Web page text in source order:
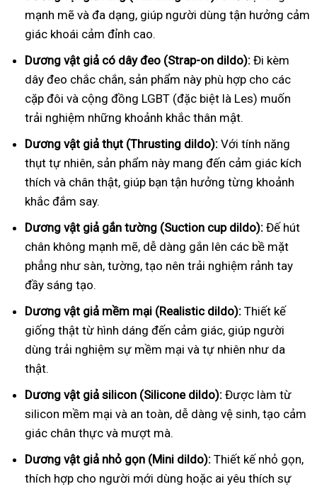
mạnh mẽ và đa dạng, giúp người dùng tận hưởng cảm
giác khoái cảm đỉnh cao.
Dương vật giả có dây đeo (Strap-on dildo): Đi kèm
dây đeo chắc chắn, sản phẩm này phù hợp cho các
cặp đôi và cộng đồng LGBT (đặc biệt là Les) muốn
trải nghiệm những khoảnh khắc thân mật.
Dương vật giả thụt (Thrusting dildo): Với tính năng
thụt tự nhiên, sản phẩm này mang đến cảm giác kích
thích và chân thật, giúp bạn tận hưởng từng khoảnh
khắc đắm say.
Dương vật giả gắn tường (Suction cup dildo): Đế hút
chân không mạnh mẽ, dễ dàng gắn lên các bề mặt
phẳng như sàn, tường, tạo nên trải nghiệm rảnh tay
đầy sáng tạo.
Dương vật giả mềm mại (Realistic dildo): Thiết kế
giống thật từ hình dáng đến cảm giác, giúp người
dùng trải nghiệm sự mềm mại và tự nhiên như da
thật.
Dương vật giả silicon (Silicone dildo): Được làm từ
silicon mềm mại và an toàn, dễ dàng vệ sinh, tạo cảm
giác chân thực và mượt mà.
Dương vật giả nhỏ gọn (Mini dildo): Thiết kế nhỏ gọn,
thích hợp cho người mới dùng hoặc ai yêu thích sự